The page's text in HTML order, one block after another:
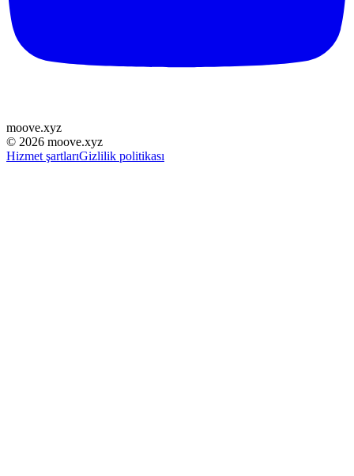
moove.xyz
© 2026 moove.xyz
Hizmet şartlarıGizlilik politikası